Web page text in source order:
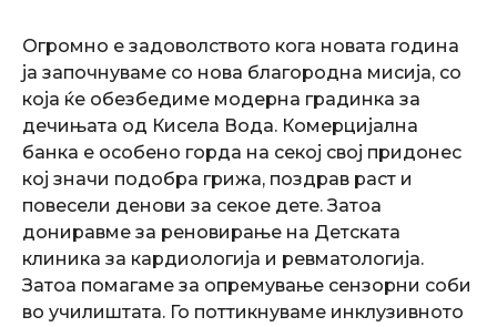
Огромно е задоволството кога новата година
ја започнуваме со нова благородна мисија, со
која ќе обезбедиме модерна градинка за
дечињата од Кисела Вода. Комерцијална
банка е особено горда на секој свој придонес
кој значи подобра грижа, поздрав раст и
повесели денови за секое дете. Затоа
дониравме за реновирање на Детската
клиника за кардиологија и ревматологија.
Затоа помагаме за опремување сензорни соби
во училиштата. Го поттикнуваме инклузивното